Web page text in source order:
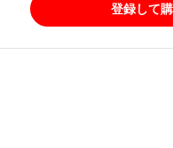
登録して